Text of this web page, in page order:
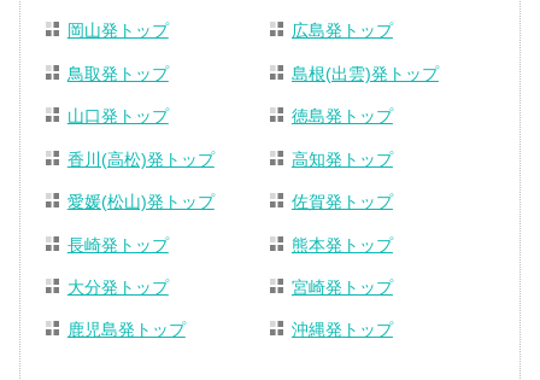
岡山発トップ 広島発トップ
鳥取発トップ 島根(出雲)発トップ
山口発トップ 徳島発トップ
香川(高松)発トップ 高知発トップ
愛媛(松山)発トップ 佐賀発トップ
長崎発トップ 熊本発トップ
大分発トップ 宮崎発トップ
鹿児島発トップ 沖縄発トップ